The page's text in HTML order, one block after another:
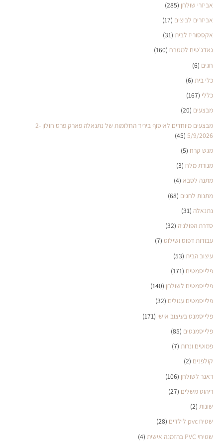
אביזרי שולחן (285)
אביזרים לביצים (17)
אקססוריז לבית (31)
גאדג'טים למטבח (160)
חגים (6)
כלי בית (6)
כללי (167)
מבצעים (20)
מבצעים מיוחדים לאיסוף ביריד החלומות של נתנאלה פארק פרס חולון 2-
5/9/2026
(45)
מגש קרח (5)
מנורת מלח (3)
מתנה לסבא (4)
מתנות לחגים (68)
נתנאלה (31)
סדרת הפולניה (32)
עבודות דפוס ושילוט (7)
עיצוב הבית (53)
פלייסמטים (171)
פלייסמטים לשולחן (140)
פלייסמטים עגולים (32)
פלייסמנט בעיצוב אישי (171)
פלייסמנטים (85)
פמוטים ונרות (7)
קולפנים (2)
ראנר לשולחן (106)
ריהוט משלים (27)
שונות (2)
שטיח pvc לילדים
(28)
שטיחי PVC בהזמנה אישית
(4)